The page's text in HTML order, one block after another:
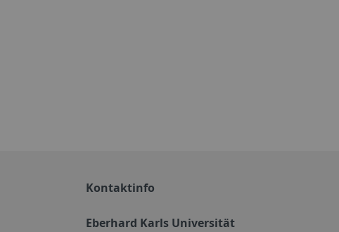
Kontaktinfo
Eberhard Karls Universität